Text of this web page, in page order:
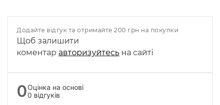
Додайте відгук та отримайте 200 грн на покупки
Щоб залишити
коментар авторизуйтесь на сайті
0Оцінка на основі
0 відгуків